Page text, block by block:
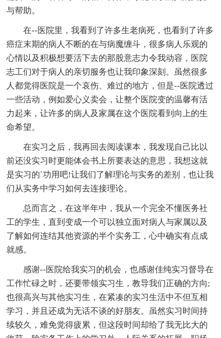
与帮助。
在--医院里，我看到了许多生老病死，也看到了许多
癌症末期的病人不断的在与病魔缠斗，很多病人乐观的
心情以及积极想要活下去的那股意志力令我动容，医院
志工们对于病人的亲切服务也让我印象深刻。虽然很多
人都觉得医院是一个哀伤、难过的地方，但是--医院透过
一些活动，例如爱心义卖会，让整个医院变的温馨有活
力起来，让许多的病人及家属在这个医院看到向上的生
命希望。
在实习之后，我再回去阅读课本，我发现自己比以
前还没实习时更能体会书上所要表达的意思，我想这就
是实习的`功用吧!让我们了解理论与实务的差别，也让我
们从实务中学习如何去连接理论。
总而言之，在这半年中，我从一个完全不懂医务社
工的学生，直到变成一个可以独立面对病人与家属以及
了解如何连结其他资源的半个实务工，心中确实有点成
就感。
感谢--医院给我实习的机会，也感谢佳纯实习督导在
工作忙碌之时，还要带领实习生，教导我们正确的方向;
也很高兴与其他实习生，在紧凑的实习生活中不但互相
学习，并且还成为无话不谈的好朋友。虽然实习时间持
续较久，难免觉得疲累，但这段时间却给了我无比大的